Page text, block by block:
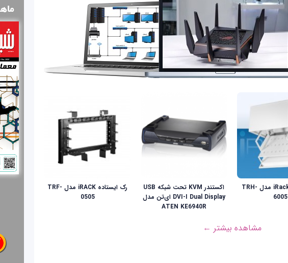
رک دیواری iRack مدل TRH-
6005
اکستندر KVM تحت شبکه USB
DVI-I Dual Display ای‌تن مدل
ATEN KE6940R
رک ایستاده iRACK مدل TRF-
0505
مشاهده بیشتر ←